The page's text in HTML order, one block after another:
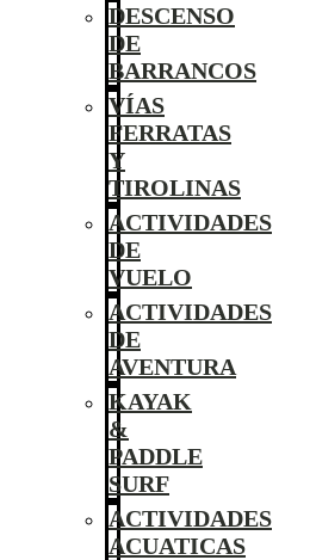
DESCENSO
DE
BARRANCOS
VÍAS
FERRATAS
Y
TIROLINAS
ACTIVIDADES
DE
VUELO
ACTIVIDADES
DE
AVENTURA
KAYAK
&
PADDLE
SURF
ACTIVIDADES
ACUATICAS